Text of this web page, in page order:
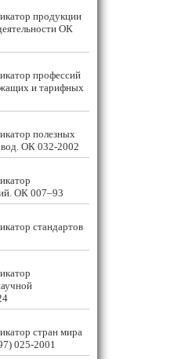
продукции
ОК
профессий
и тарифных
полезных
ОК 032-2002
ОК 007–93
стандартов
стран мира
025-2001